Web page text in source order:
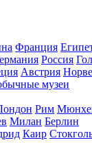
Франция
Россия
Австрия
музеи
Рим
Милан Берлин
Каир